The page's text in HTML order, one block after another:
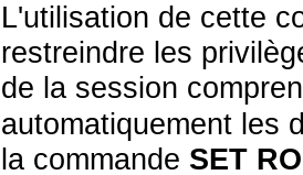
L'utilisation de cette
restreindre les
de la session
automatiquement les
la commande SET